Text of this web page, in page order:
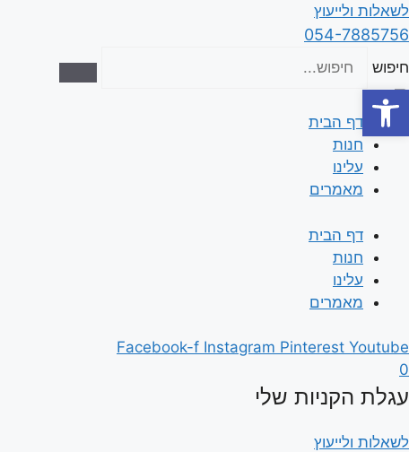
לדלג
לתוכן
לשאלות ולייעוץ
054-7885756
חיפוש
דף הבית
חנות
עלינו
מאמרים
דף הבית
חנות
עלינו
מאמרים
Facebook-f Instagram Pinterest Youtube
0
עגלת הקניות שלי
לשאלות ולייעוץ
פתח סרגל נגישות